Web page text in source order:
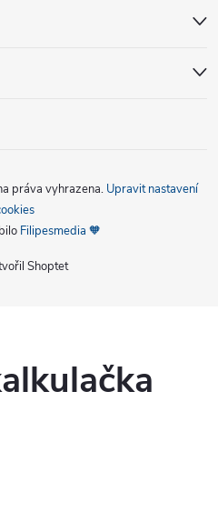
Shoptet
práva vyhrazena. Upravit nastavení
Filipesmedia 🧡